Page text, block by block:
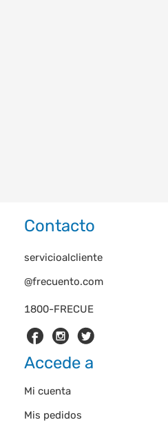
Contacto
1800-FRECUE
servicioalcliente
@frecuento.com
Accede a
Mi cuenta
Mis pedidos